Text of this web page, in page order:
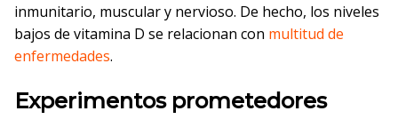
inmunitario, muscular y nervioso. De hecho, los niveles
bajos de vitamina D se relacionan con multitud de
enfermedades.
Experimentos prometedores